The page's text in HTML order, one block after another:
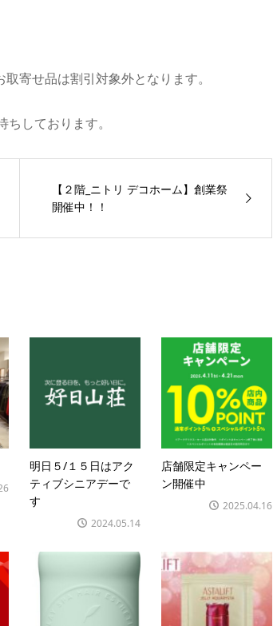
寄せ品は割引対象外となります。
しております。
【２階_ニトリ デコホーム】創業祭
開催中！！
明日５/１５日はアク
ティブシニアデーで
す
2024.05.14
店舗限定キャンペー
ン開催中
2025.04.16